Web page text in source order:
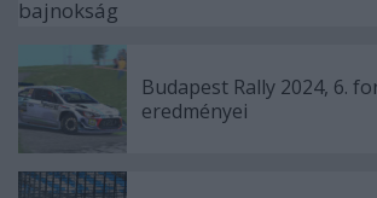
Budapest Rally 2024, 6.
eredményei